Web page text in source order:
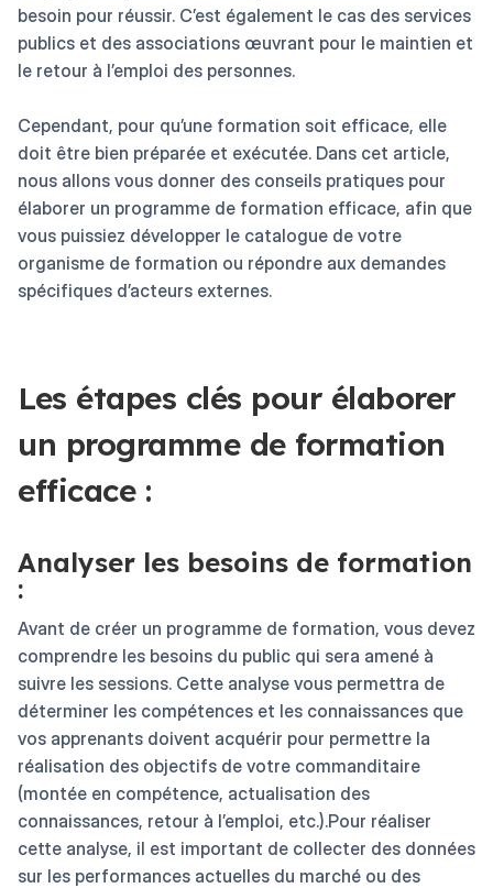
besoin pour réussir. C’est également le cas des services
publics et des associations œuvrant pour le maintien et
le retour à l’emploi des personnes.
Cependant, pour qu’une formation soit efficace, elle
doit être bien préparée et exécutée. Dans cet article,
nous allons vous donner des conseils pratiques pour
élaborer un programme de formation efficace, afin que
vous puissiez développer le catalogue de votre
organisme de formation ou répondre aux demandes
spécifiques d’acteurs externes.
Les étapes clés pour élaborer
un programme de formation
efficace :
Analyser les besoins de formation
:
Avant de créer un programme de formation, vous devez
comprendre les besoins du public qui sera amené à
suivre les sessions. Cette analyse vous permettra de
déterminer les compétences et les connaissances que
vos apprenants doivent acquérir pour permettre la
réalisation des objectifs de votre commanditaire
(montée en compétence, actualisation des
connaissances, retour à l’emploi, etc.).Pour réaliser
cette analyse, il est important de collecter des données
sur les performances actuelles du marché ou des